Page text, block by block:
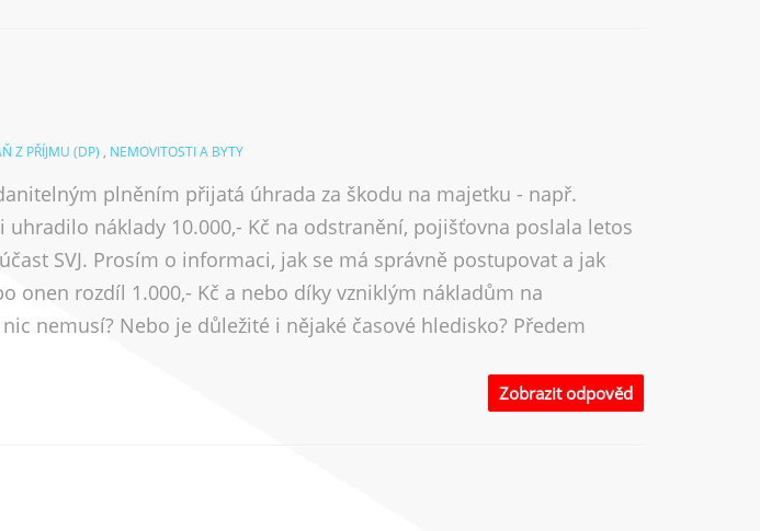
Z PŘÍJMU (DP) , NEMOVITOSTI A BYTY
plněním přijatá úhrada za škodu na majetku - např.
náklady 10.000,- Kč na odstranění, pojišťovna poslala letos
SVJ. Prosím o informaci, jak se má správně postupovat a jak
onen rozdíl 1.000,- Kč a nebo díky vzniklým nákladům na
nemusí? Nebo je důležité i nějaké časové hledisko? Předem
Zobrazit odpověd